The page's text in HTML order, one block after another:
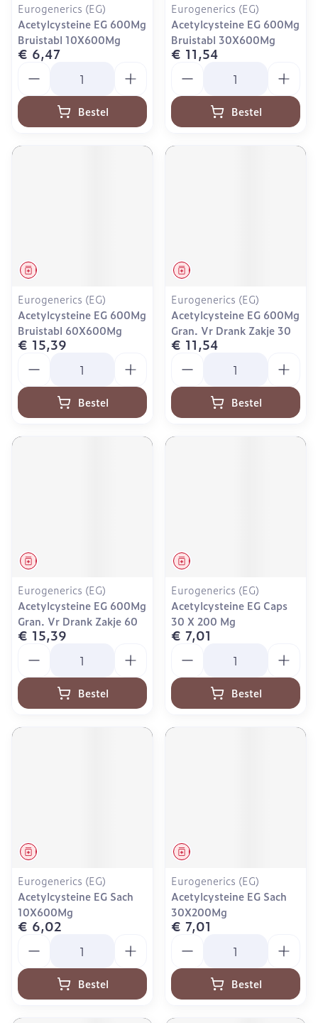
Eurogenerics (EG)
Acetylcysteine EG 600Mg
Bruistabl 10X600Mg
€ 6,47
Bestel
Eurogenerics (EG)
Acetylcysteine EG 600Mg
Bruistabl 30X600Mg
€ 11,54
Bestel
Geneesmiddel
Eurogenerics (EG)
Acetylcysteine EG 600Mg
Bruistabl 60X600Mg
€ 15,39
Bestel
Geneesmiddel
Eurogenerics (EG)
Acetylcysteine EG 600Mg
Gran. Vr Drank Zakje 30
€ 11,54
Bestel
Geneesmiddel
Eurogenerics (EG)
Acetylcysteine EG 600Mg
Gran. Vr Drank Zakje 60
€ 15,39
Bestel
Geneesmiddel
Eurogenerics (EG)
Acetylcysteine EG Caps
30 X 200 Mg
€ 7,01
Bestel
Geneesmiddel
Eurogenerics (EG)
Acetylcysteine EG Sach
10X600Mg
€ 6,02
Bestel
Geneesmiddel
Eurogenerics (EG)
Acetylcysteine EG Sach
30X200Mg
€ 7,01
Bestel